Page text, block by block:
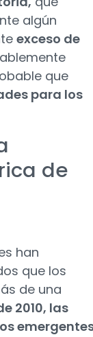
algún
exceso de
que
para los
de
han
que los
de una
2010, las